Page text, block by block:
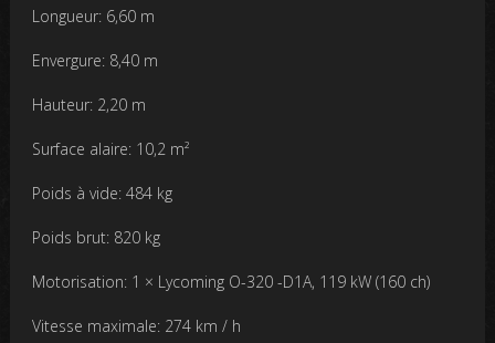
Longueur: 6,60 m
Envergure: 8,40 m
Hauteur: 2,20 m
Surface alaire: 10,2 m²
Poids à vide: 484 kg
Poids brut: 820 kg
Motorisation: 1 × Lycoming O-320 -D1A, 119 kW (160 ch)
Vitesse maximale: 274 km / h